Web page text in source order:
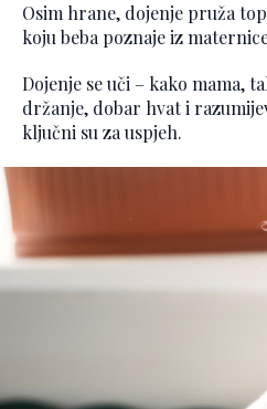
Osim hrane, dojenje pruža
koju beba poznaje iz
Dojenje se uči – kako mama,
držanje, dobar hvat i
ključni su za uspjeh.